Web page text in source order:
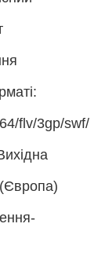
flv/3gp/swf/